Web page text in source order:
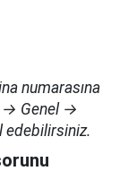
numarasına
→ Genel →
edebilirsiniz.